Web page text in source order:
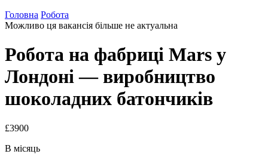
Головна Робота
Можливо ця вакансія більше не актуальна
Робота на фабриці Mars у
Лондоні — виробництво
шоколадних батончиків
£3900
В місяць